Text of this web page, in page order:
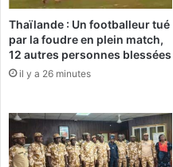
r
i
s
b
e
o
u
K
o
u
d
o
u
:
Thaïlande : Un footballeur tué
par la foudre en plein match,
12 autres personnes blessées
il y a 26 minutes